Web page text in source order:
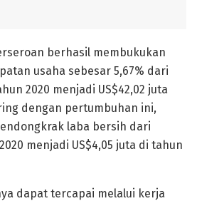
berhasil membukukan
usaha sebesar 5,67% dari
2020 menjadi US$42,02 juta
dengan pertumbuhan ini,
laba bersih dari
menjadi US$4,05 juta di tahun
dapat tercapai melalui kerja